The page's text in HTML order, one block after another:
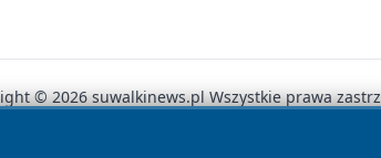
© 2026 suwalkinews.pl Wszystkie prawa